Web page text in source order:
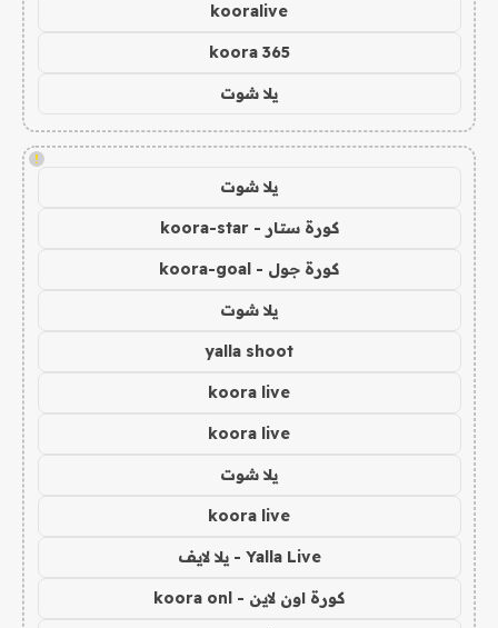
kooralive
koora 365
يلا شوت
!
يلا شوت
كورة ستار - koora-star
كورة جول - koora-goal
يلا شوت
yalla shoot
koora live
koora live
يلا شوت
koora live
Yalla Live - يلا لايف
كورة اون لاين - koora onl